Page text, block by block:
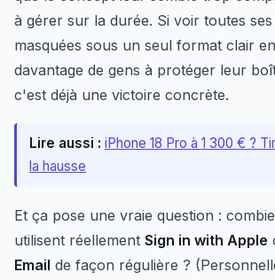
à gérer sur la durée. Si voir toutes ses
masquées sous un seul format clair
davantage de gens à protéger leur
c'est déjà une victoire concrète.
Lire aussi : iPhone 18 Pro à 1 300 € ?
la hausse
Et ça pose une vraie question :
utilisent réellement Sign in with Apple
Email de façon régulière ?